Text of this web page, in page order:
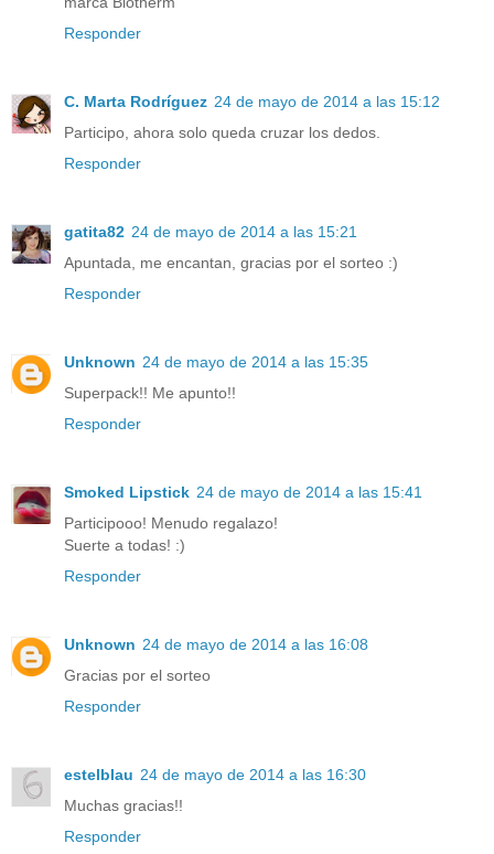
Responder
C. Marta Rodríguez 24 de mayo de 2014 a las 15:12
Participo, ahora solo queda cruzar los dedos.
Responder
gatita82 24 de mayo de 2014 a las 15:21
Apuntada, me encantan, gracias por el sorteo :)
Responder
Unknown 24 de mayo de 2014 a las 15:35
Superpack!! Me apunto!!
Responder
Smoked Lipstick 24 de mayo de 2014 a las 15:41
Participooo! Menudo regalazo!
Suerte a todas! :)
Responder
Unknown 24 de mayo de 2014 a las 16:08
Gracias por el sorteo
Responder
estelblau 24 de mayo de 2014 a las 16:30
Muchas gracias!!
Responder